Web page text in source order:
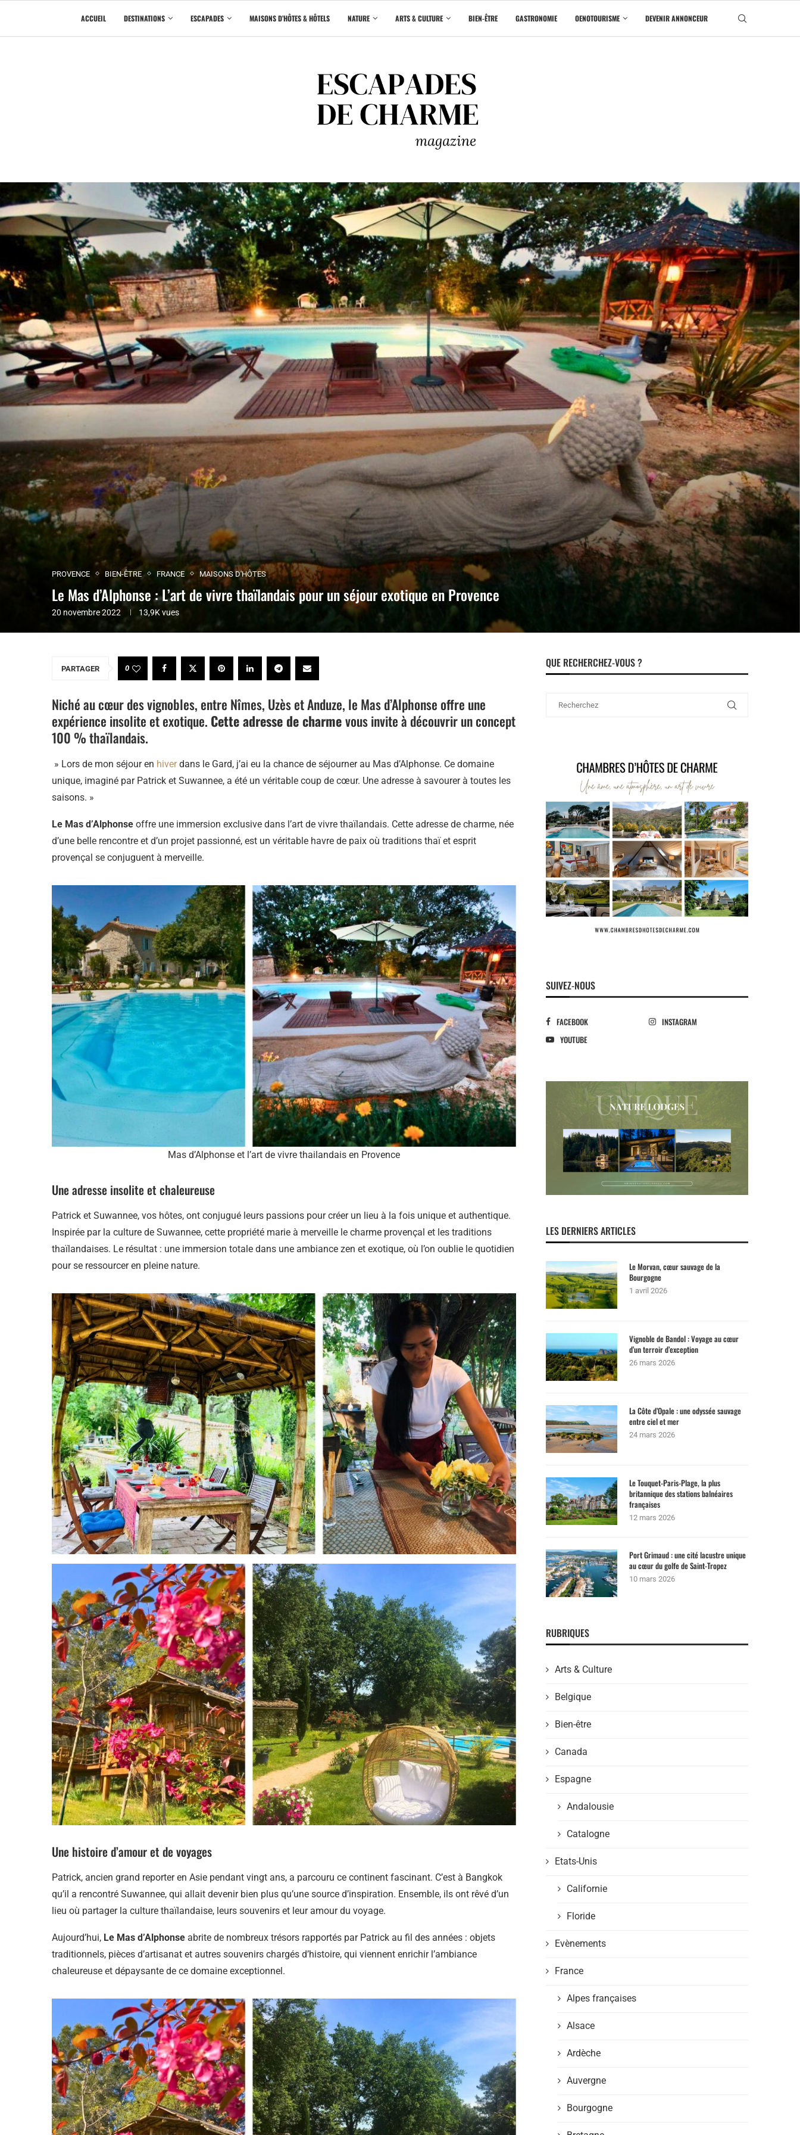
ACCUEIL DESTINATIONS ESCAPADES MAISONS D’HÔTES & HÔTELS NATURE ARTS & CULTURE BIEN-ÊTRE GASTRONOMIE OENOTOURISME DEVENIR ANNONCEUR
PROVENCE BIEN-ÊTRE FRANCE MAISONS D'HÔTES
Le Mas d’Alphonse : L’art de vivre thaïlandais pour un séjour exotique en Provence
20 novembre 2022 13,9Kvues
PARTAGER 0
Niché au cœur des vignobles, entre Nîmes, Uzès et Anduze, le Mas d’Alphonse offre une
expérience insolite et exotique. Cette adresse de charmevous invite à découvrir un concept
100 % thaïlandais.
» Lors de mon séjour en hiverdans le Gard, j’ai eu la chance de séjourner au Mas d’Alphonse. Ce domaine
unique, imaginé par Patrick et Suwannee, a été un véritable coup de cœur. Une adresse à savourer à toutes les
saisons. »
Le Mas d’Alphonse offre une immersion exclusive dans l’art de vivre thaïlandais. Cette adresse de charme, née
d’une belle rencontre et d’un projet passionné, est un véritable havre de paix où traditions thaï et esprit
provençal se conjuguent à merveille.
Mas d’Alphonse et l’art de vivre thailandais en Provence
Une adresse insolite et chaleureuse
Patrick et Suwannee, vos hôtes, ont conjugué leurs passions pour créer un lieu à la fois unique et authentique.
Inspirée par la culture de Suwannee, cette propriété marie à merveille le charme provençal et les traditions
thaïlandaises. Le résultat : une immersion totale dans une ambiance zen et exotique, où l’on oublie le quotidien
pour se ressourcer en pleine nature.
Une histoire d’amour et de voyages
Patrick, ancien grand reporter en Asie pendant vingt ans, a parcouru ce continent fascinant. C’est à Bangkok
qu’il a rencontré Suwannee, qui allait devenir bien plus qu’une source d’inspiration. Ensemble, ils ont rêvé d’un
lieu où partager la culture thaïlandaise, leurs souvenirs et leur amour du voyage.
Aujourd’hui, Le Mas d’Alphonse abrite de nombreux trésors rapportés par Patrick au fil des années : objets
traditionnels, pièces d’artisanat et autres souvenirs chargés d’histoire, qui viennent enrichir l’ambiance
chaleureuse et dépaysante de ce domaine exceptionnel.
QUE RECHERCHEZ-VOUS ?
SUIVEZ-NOUS
FACEBOOK
INSTAGRAM
YOUTUBE
LES DERNIERS ARTICLES
Le Morvan, cœur sauvage de la
Bourgogne
1 avril 2026
Vignoble de Bandol : Voyage au cœur
d’un terroir d’exception
26 mars 2026
La Côte d’Opale : une odyssée sauvage
entre ciel et mer
24 mars 2026
Le Touquet-Paris-Plage, la plus
britannique des stations balnéaires
françaises
12 mars 2026
Port Grimaud : une cité lacustre unique
au cœur du golfe de Saint-Tropez
10 mars 2026
RUBRIQUES
Arts & Culture
Belgique
Bien-être
Canada
Espagne
Andalousie
Catalogne
Etats-Unis
Californie
Floride
Evènements
France
Alpes françaises
Alsace
Ardèche
Auvergne
Bourgogne